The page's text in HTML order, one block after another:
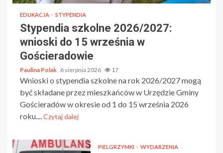
EDUKACJA STYPENDIA
Stypendia szkolne 2026/2027:
wnioski do 15 września w
Gościeradowie
Paulina Polak 6 sierpnia 2026 17
Wnioski o stypendia szkolne na rok 2026/2027 mogą
być składane przez mieszkańców w Urzędzie Gminy
Gościeradów w okresie od 1 do 15 września 2026
roku....Czytaj dalej
PIELGRZYMKI WYDARZENIA